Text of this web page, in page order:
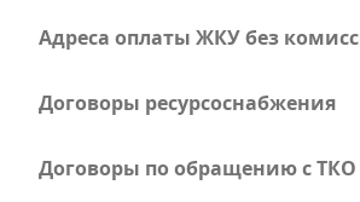
Адреса оплаты ЖКУ без
Договоры ресурсоснабжения
Договоры по обращению с ТКО